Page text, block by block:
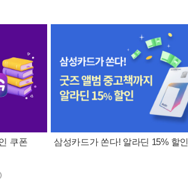
쿠폰 삼성카드가 쏜다! 알라딘 15% 할인